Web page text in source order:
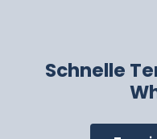
Schnelle